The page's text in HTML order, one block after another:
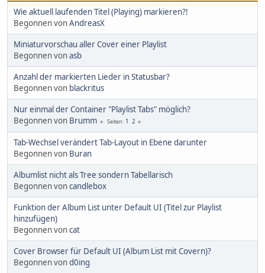
Wie aktuell laufenden Titel (Playing) markieren?!
Begonnen vonAndreasX
Miniaturvorschau aller Cover einer Playlist
Begonnen vonasb
Anzahl der markierten Lieder in Statusbar?
Begonnen von blackritus
Nur einmal der Container "Playlist Tabs" möglich?
Begonnen von Brumm Seiten 1 2
Tab-Wechsel verändert Tab-Layout in Ebene darunter
Begonnen von Buran
Albumlist nicht als Tree sondern Tabellarisch
Begonnen voncandlebox
Funktion der Album List unter Default UI (Titel zur Playlist
hinzufügen)
Begonnen voncat
Cover Browser für Default UI (Album List mit Covern)?
Begonnen vond0ing